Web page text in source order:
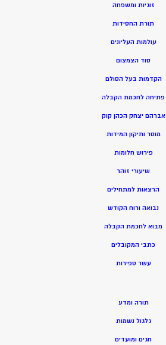
זוגיות ומשפחה
תורת החסידות
עולמות העליונים
סוד הצמצום
הקדמות בעל הסולם
פתיחה לחכמת הקבלה
אברהם יצחק הכהן קוק
מוסר ותיקון המידות
פירוש חלומות
שיעורי זוהר
הרצאות למתחילים
נבואה ורוח הקודש
מבוא לחכמת הקבלה
כתבי המקובלים
עשר ספירות
תורה ומדע
גלגול נשמות
חגים ומועדים